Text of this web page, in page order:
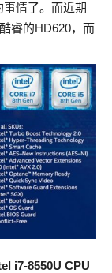
情了。而近期
睿的HD620，而
i7-8550U CPU